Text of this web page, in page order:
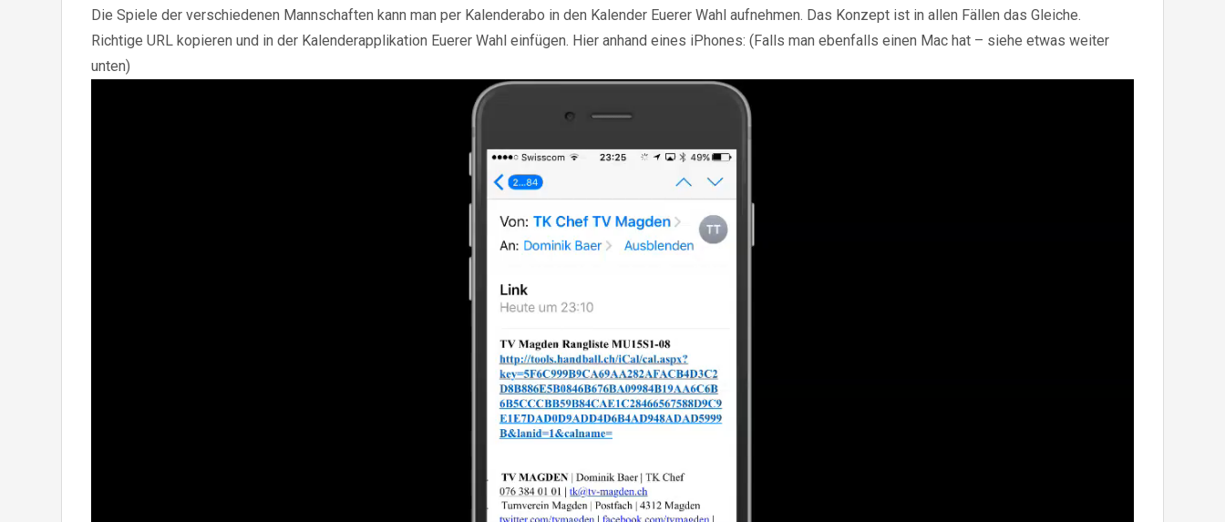
Die Spiele der verschiedenen Mannschaften kann man per Kalenderabo in den Kalender Euerer Wahl aufnehmen. Das Konzept ist in allen Fällen das Gleiche.
Richtige URL kopieren und in der Kalenderapplikation Euerer Wahl einfügen. Hier anhand eines iPhones: (Falls man ebenfalls einen Mac hat – siehe etwas weiter
unten)